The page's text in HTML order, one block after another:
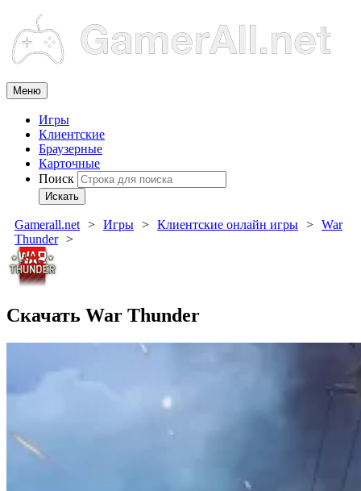
Меню
Игры
Клиентские
Браузерные
Карточные
Поиск
Искать
Gamerall.net Игры Клиентские онлайн игры
War
Thunder
Скачать War Thunder